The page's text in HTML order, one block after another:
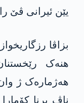
یێن ئیرانی ڤێ
بزاڤا
هنەک
هه‌ژمارەک ژ
ناڤ برنا